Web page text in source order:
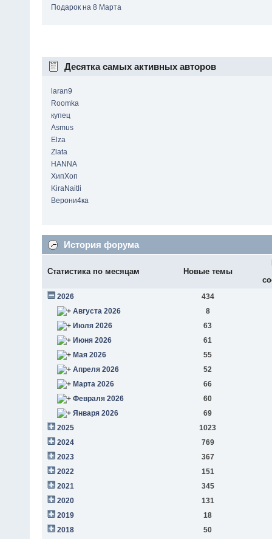
Подарок на 8 Марта
Десятка самых активных авторов
laran9
Roomka
купец
Asmus
Elza
Zlata
HANNA
ХипХоп
KiraNaitli
Верони4ка
История форума
Статистика по месяцам Новые темы
2026
434
Августа 2026
8
Июля 2026
63
Июня 2026
61
Мая 2026
55
Апреля 2026
52
Марта 2026
66
Февраля 2026
60
Января 2026
69
2025
1023
2024
769
2023
367
2022
151
2021
345
2020
131
2019
18
2018
50